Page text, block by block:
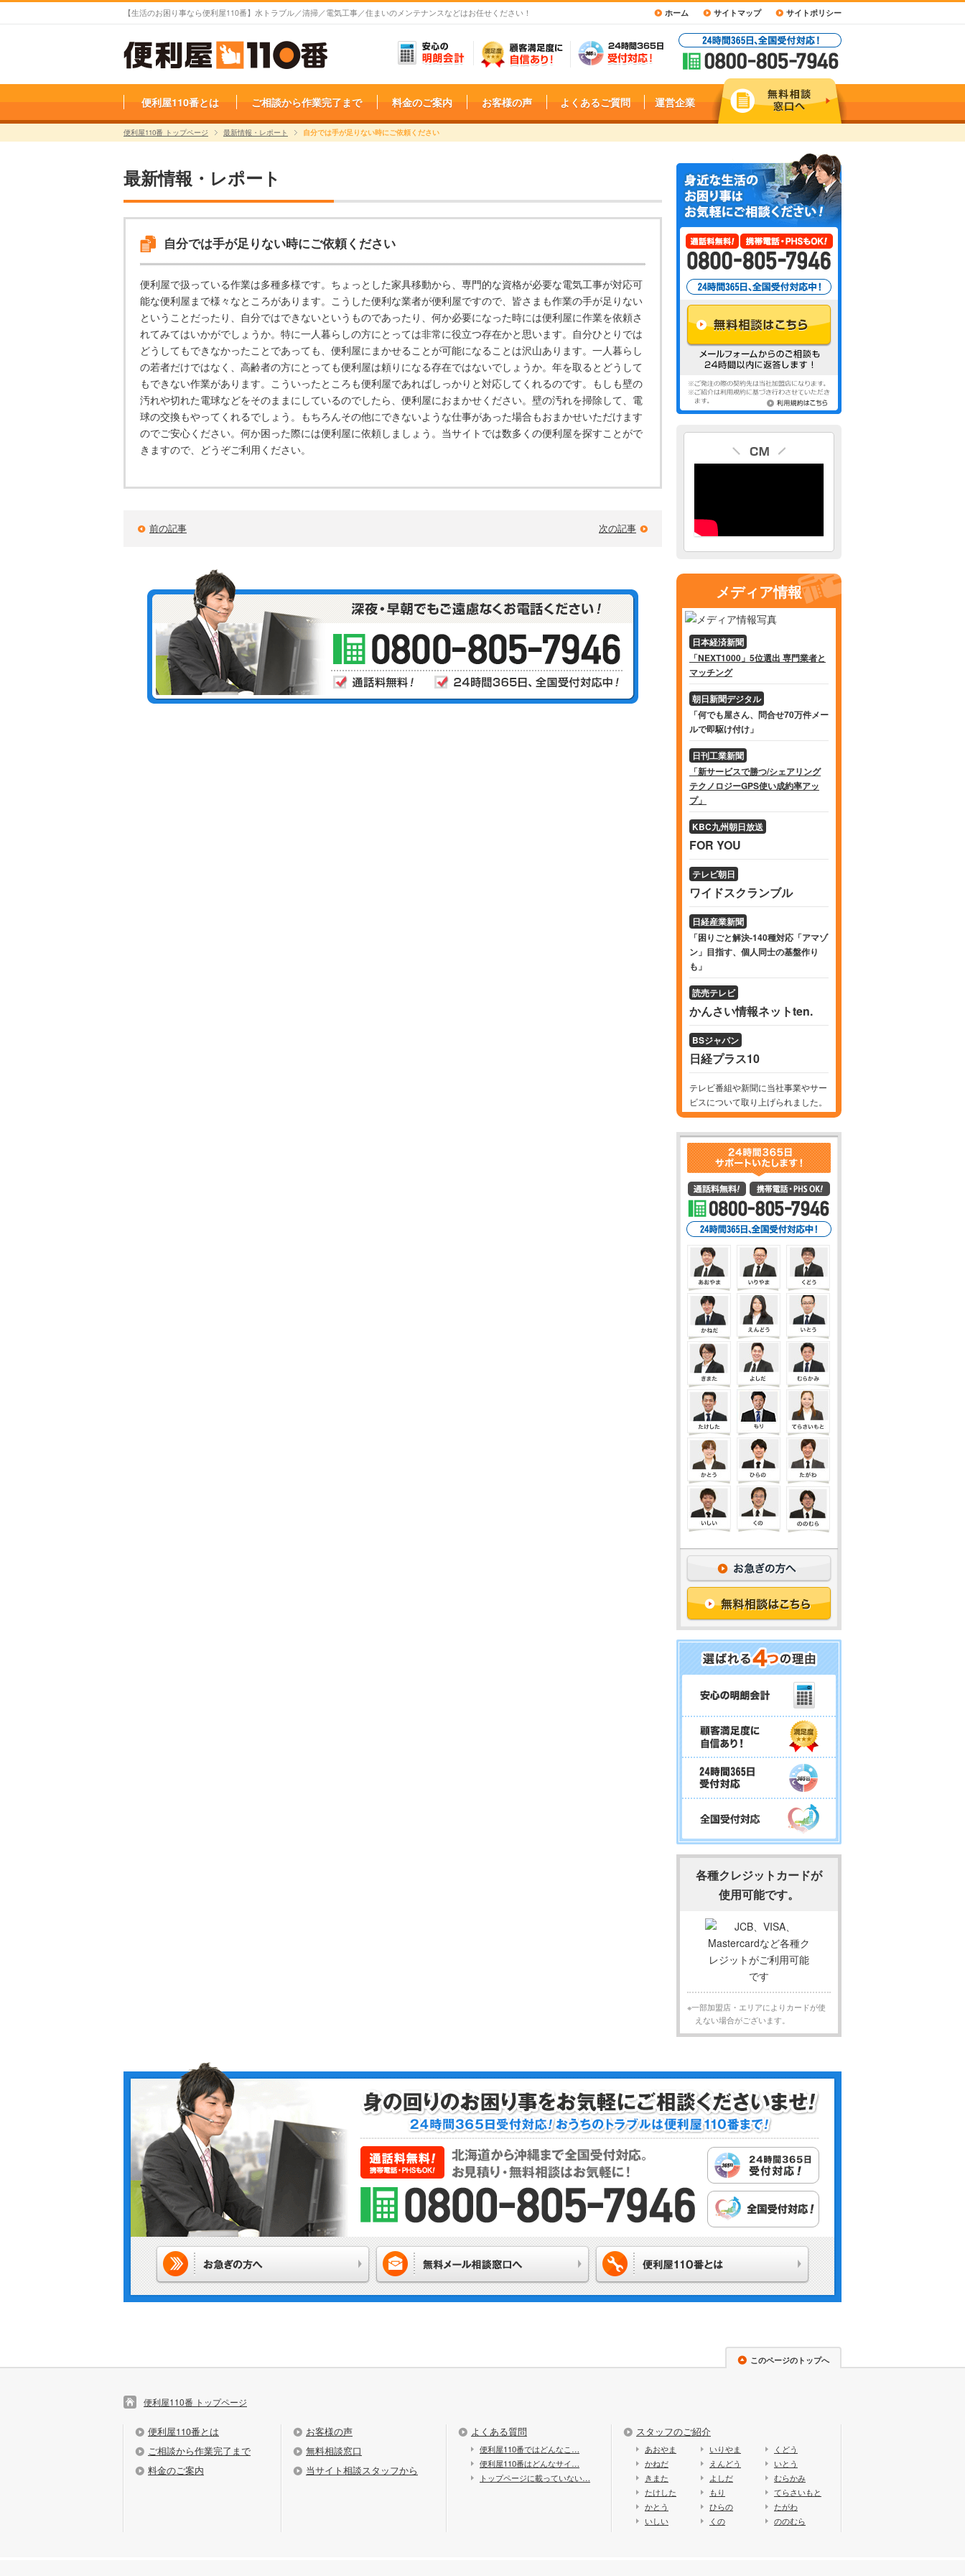
【生活のお困り事なら便利屋110番】水トラブル／清掃／電気工事／住まいのメンテナンスなどはお任せください！ ホーム サイトマップ サイトポリシー
便利屋110番とは ご相談から作業完了まで 料金のご案内 お客様の声 よくあるご質問 運営企業
便利屋110番 トップページ 最新情報・レポート 自分では手が足りない時にご依頼ください
最新情報・レポート
自分では手が足りない時にご依頼ください
便利屋で扱っている作業は多種多様です。ちょっとした家具移動から、専門的な資格が必要な電気工事が対応可
能な便利屋まで様々なところがあります。こうした便利な業者が便利屋ですので、皆さまも作業の手が足りない
ということだったり、自分ではできないというものであったり、何か必要になった時には便利屋に作業を依頼さ
れてみてはいかがでしょうか。特に一人暮らしの方にとっては非常に役立つ存在かと思います。自分ひとりでは
どうしてもできなかったことであっても、便利屋にまかせることが可能になることは沢山あります。一人暮らし
の若者だけではなく、高齢者の方にとっても便利屋は頼りになる存在ではないでしょうか。年を取るとどうして
もできない作業があります。こういったところも便利屋であればしっかりと対応してくれるのです。もしも壁の
汚れや切れた電球などをそのままにしているのでしたら、便利屋におまかせください。壁の汚れを掃除して、電
球の交換もやってくれるでしょう。もちろんその他にできないような仕事があった場合もおまかせいただけます
のでご安心ください。何か困った際には便利屋に依頼しましょう。当サイトでは数多くの便利屋を探すことがで
きますので、どうぞご利用ください。
前の記事 次の記事
メディア情報
日本経済新聞
「NEXT1000」5位選出 専門業者と
マッチング
朝日新聞デジタル
「何でも屋さん、問合せ70万件メー
ルで即駆け付け」
日刊工業新聞
「新サービスで勝つ/シェアリング
テクノロジーGPS使い成約率アッ
プ」
KBC九州朝日放送
FOR YOU
テレビ朝日
ワイドスクランブル
日経産業新聞
「困りごと解決-140種対応「アマゾ
ン」目指す、個人同士の基盤作り
も」
読売テレビ
かんさい情報ネットten.
BSジャパン
日経プラス10
テレビ番組や新聞に当社事業やサー
ビスについて取り上げられました。
各種クレジットカードが
使用可能です。
※一部加盟店・エリアによりカードが使
えない場合がございます。
このページのトップへ
便利屋110番 トップページ
便利屋110番とは
ご相談から作業完了まで
料金のご案内
お客様の声
無料相談窓口
当サイト相談スタッフから
よくある質問
便利屋110番ではどんなこ…
便利屋110番はどんなサイ…
トップページに載っていない…
スタッフのご紹介
あおやま いりやま
くどう
かねだ
えんどう
いとう
きまた
よしだ
むらかみ
たけした
もり
てらさいもと
かとう
ひらの
たがわ
いしい
くの ののむら